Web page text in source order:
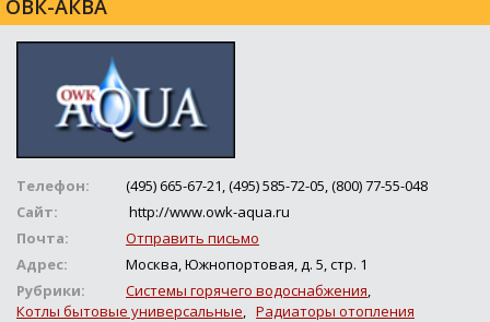
ОВК-АКВА
Телефон:
(495) 665-67-21, (495) 585-72-05, (800) 77-55-048
Сайт:
http://www.owk-aqua.ru
Почта:
Отправить письмо
Адрес:
Москва, Южнопортовая, д. 5, стр. 1
Рубрики:
Системы горячего водоснабжения,
Котлы бытовые универсальные, Радиаторы отопления